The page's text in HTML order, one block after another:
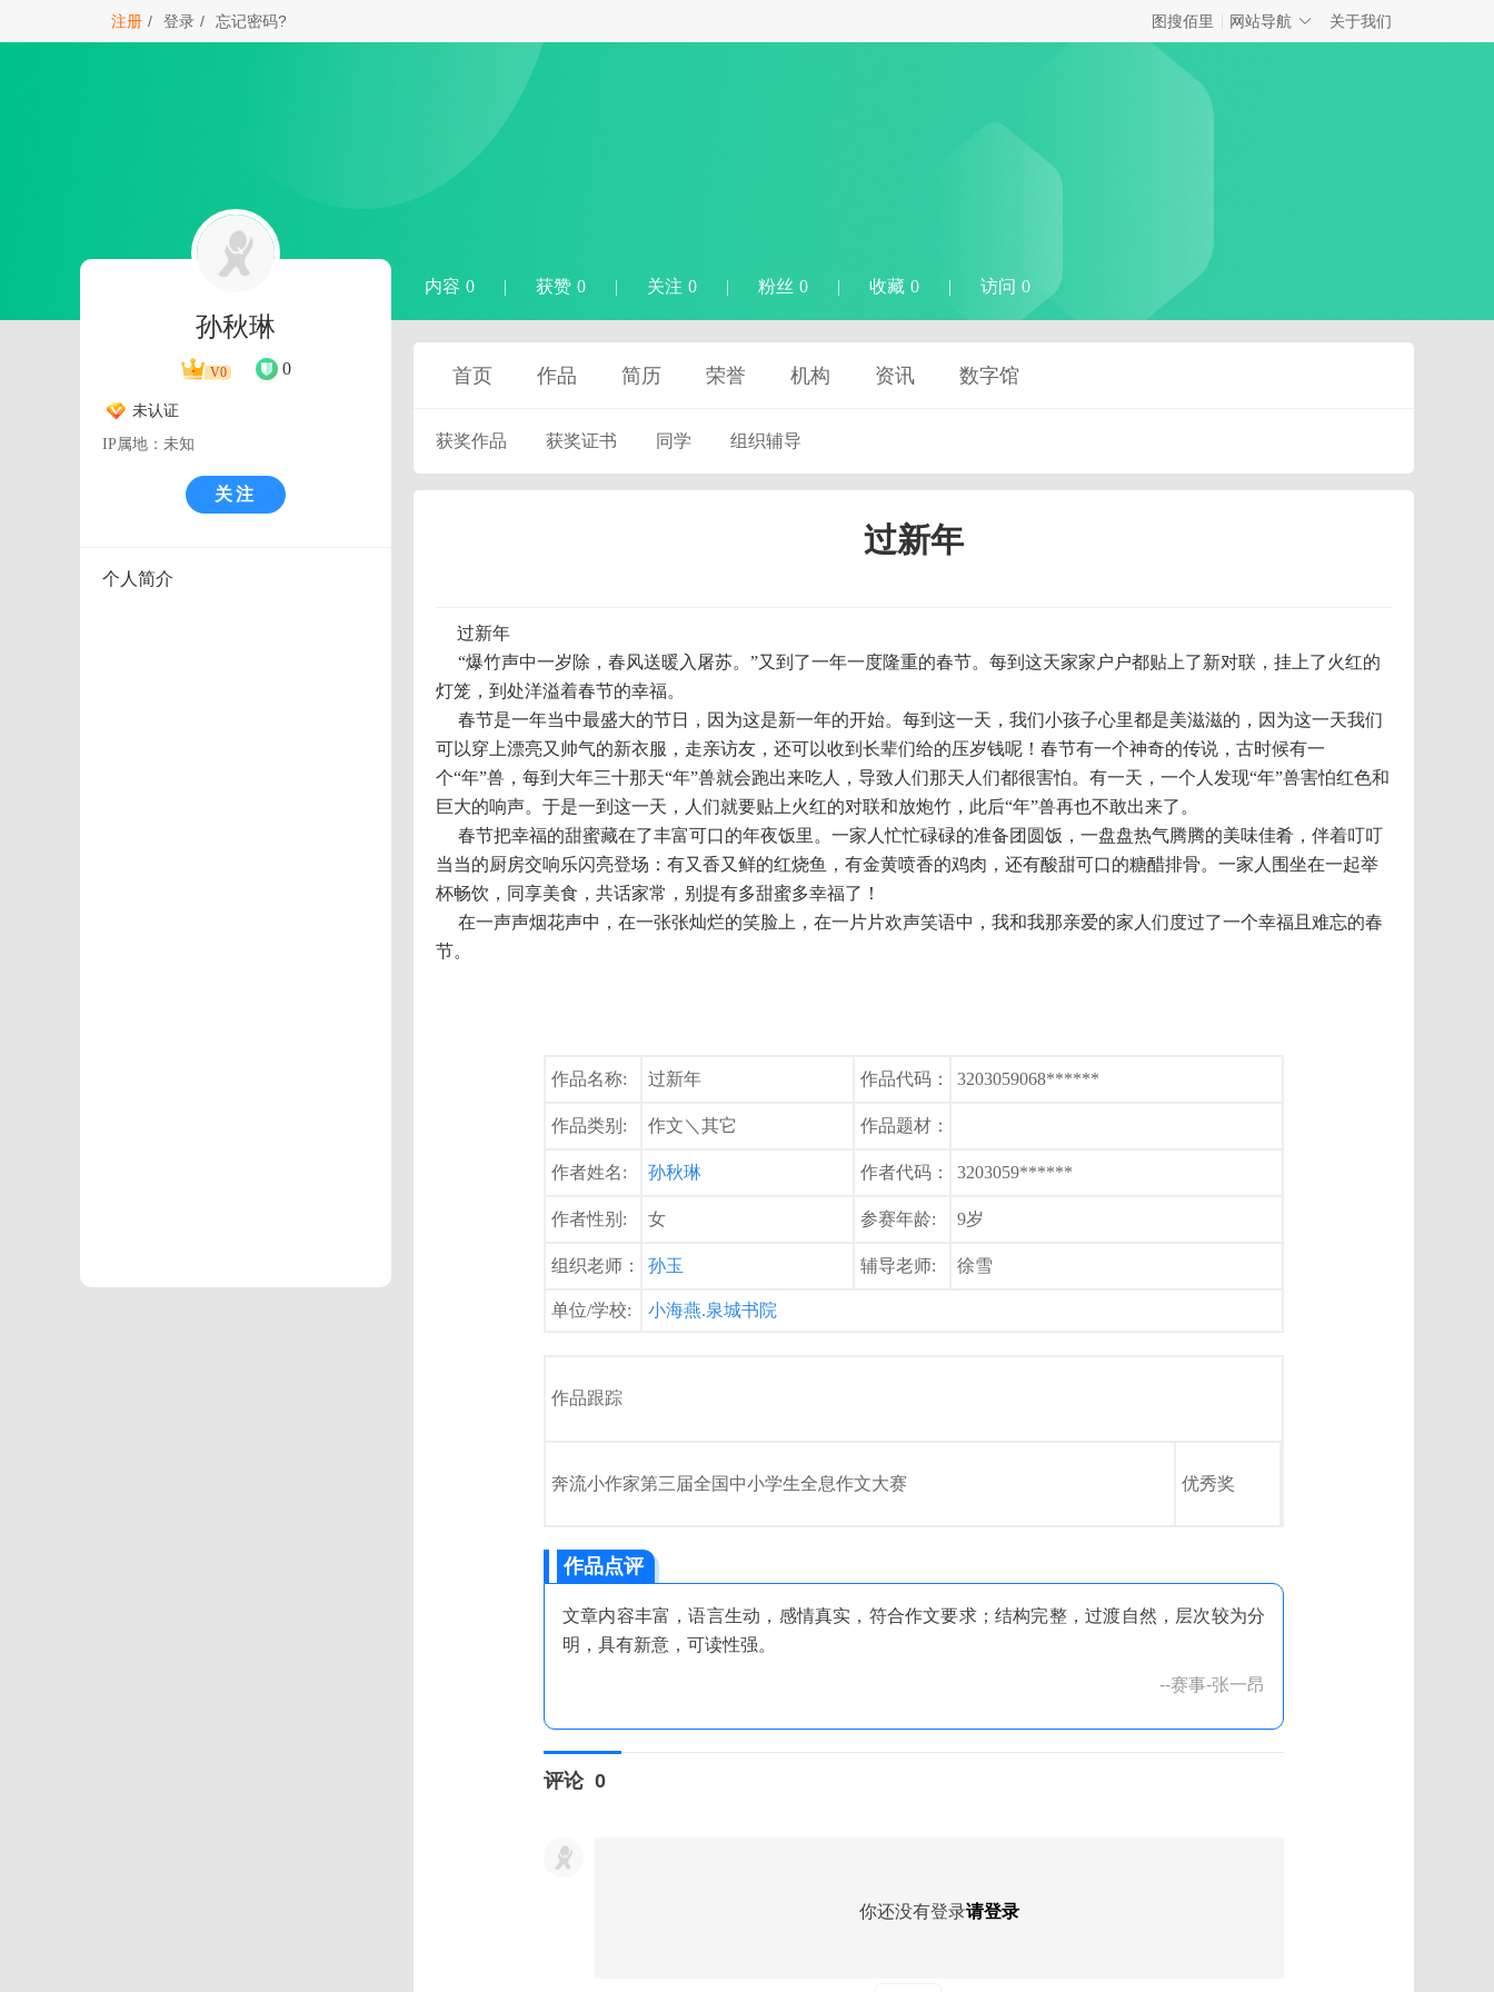
注册 / 登录 / 忘记密码? 图搜佰里 网站导航 关于我们
孙秋琳
V0 0
未认证
IP属地：未知
关注
个人简介
内容 0 | 获赞 0 | 关注 0 | 粉丝 0 | 收藏 0 | 访问 0
首页 作品 简历 荣誉 机构 资讯 数字馆
获奖作品 获奖证书 同学 组织辅导
过新年
灯笼，到处洋溢着春节的幸福。
可以穿上漂亮又帅气的新衣服，走亲访友，还可以收到长辈们给的压岁钱呢！春节有一个神奇的传说，古时候有一
个“年”兽，每到大年三十那天“年”兽就会跑出来吃人，导致人们那天人们都很害怕。有一天，一个人发现“年”兽害怕红色和
巨大的响声。于是一到这一天，人们就要贴上火红的对联和放炮竹，此后“年”兽再也不敢出来了。
当当的厨房交响乐闪亮登场：有又香又鲜的红烧鱼，有金黄喷香的鸡肉，还有酸甜可口的糖醋排骨。一家人围坐在一起举
杯畅饮，同享美食，共话家常，别提有多甜蜜多幸福了！
节。
作品名称: 过新年 作品代码： 3203059068******
作品类别: 作文＼其它 作品题材：
作者姓名: 孙秋琳 作者代码： 3203059******
作者性别: 女 参赛年龄: 9岁
组织老师： 孙玉 辅导老师: 徐雪
单位/学校: 小海燕.泉城书院
作品跟踪
奔流小作家第三届全国中小学生全息作文大赛 优秀奖
作品点评
文章内容丰富，语言生动，感情真实，符合作文要求；结构完整，过渡自然，层次较为分
明，具有新意，可读性强。
--赛事-张一昂
评论 0
你还没有登录请登录